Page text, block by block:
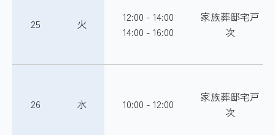
25 火
12:00 - 14:00
14:00 - 16:00
家族葬邸宅戸
次
26 水 10:00 - 12:00
家族葬邸宅戸
次